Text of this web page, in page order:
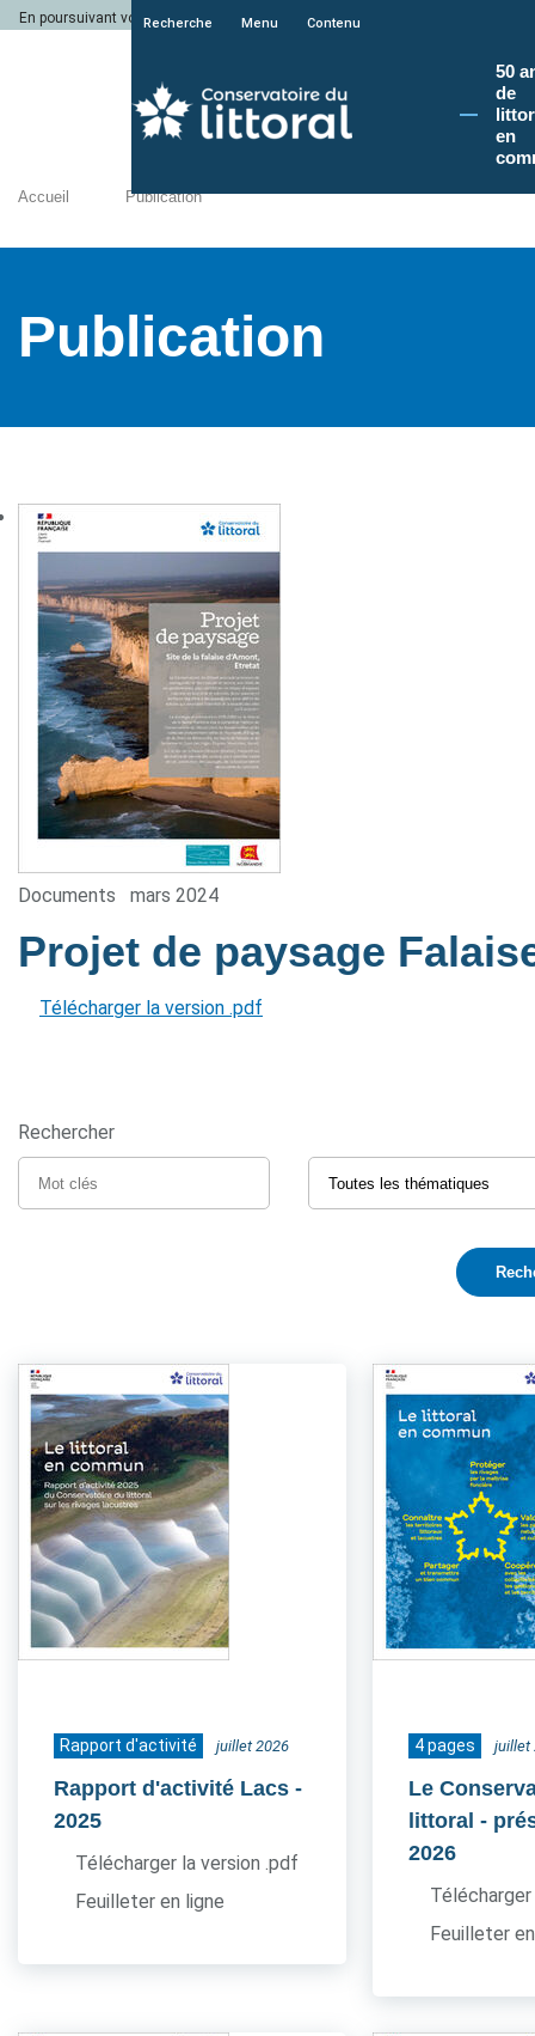
En poursuivant votre navigation sur le site du Conservatoire du littoral, vous
Recherche Menu Contenu
50
de
en
Accueil Publication
Publication
Documents mars 2024
Projet de paysage
Télécharger la version .pdf
Rechercher
Rapport d'activité juillet 2026
Rapport d'activité Lacs -
2025
Télécharger la version .pdf
Feuilleter en ligne
4 pages juillet
Le
littoral -
2026
Feuilleter